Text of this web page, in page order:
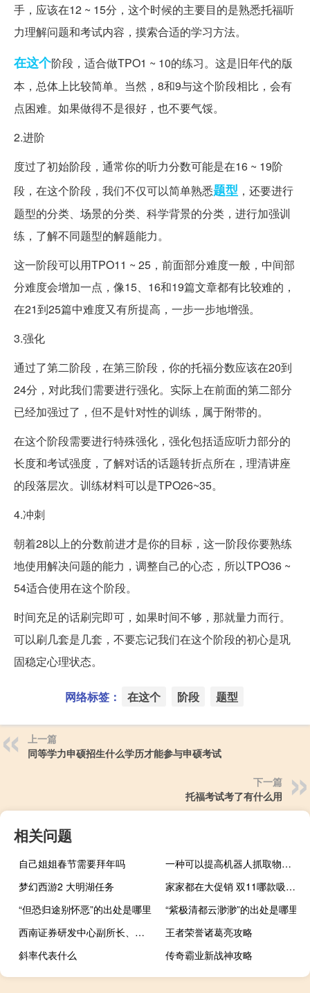
手，应该在12 ~ 15分，这个时候的主要目的是熟悉托福听
力理解问题和考试内容，摸索合适的学习方法。
在这个阶段，适合做TPO1 ~ 10的练习。这是旧年代的版
本，总体上比较简单。当然，8和9与这个阶段相比，会有
点困难。如果做得不是很好，也不要气馁。
2.进阶
度过了初始阶段，通常你的听力分数可能是在16 ~ 19阶
段，在这个阶段，我们不仅可以简单熟悉题型 ，还要进行
题型的分类、场景的分类、科学背景的分类，进行加强训
练，了解不同题型的解题能力。
这一阶段可以用TPO11 ~ 25，前面部分难度一般，中间部
分难度会增加一点，像15、16和19篇文章都有比较难的，
在21到25篇中难度又有所提高，一步一步地增强。
3.强化
通过了第二阶段，在第三阶段，你的托福分数应该在20到
24分，对此我们需要进行强化。实际上在前面的第二部分
已经加强过了，但不是针对性的训练，属于附带的。
在这个阶段需要进行特殊强化，强化包括适应听力部分的
长度和考试强度，了解对话的话题转折点所在，理清讲座
的段落层次。训练材料可以是TPO26~35。
4.冲刺
朝着28以上的分数前进才是你的目标，这一阶段你要熟练
地使用解决问题的能力，调整自己的心态，所以TPO36 ~
54适合使用在这个阶段。
时间充足的话刷完即可，如果时间不够，那就量力而行。
可以刷几套是几套，不要忘记我们在这个阶段的初心是巩
固稳定心理状态。
网络标签： 在这个 阶段 题型
上一篇
同等学力申硕招生什么学历才能参与申硕考试
下一篇
托福考试考了有什么用
相关问题
自己姐姐春节需要拜年吗
一种可以提高机器人抓取物体能力的模型
梦幻西游2 大明湖任务
家家都在大促销 双11哪款吸尘器值得买
“但恐归途别怀恶”的出处是哪里
“紫极清都云渺渺”的出处是哪里
西南证券研发中心副所长、医药首席杜向阳 到底什么情况嘞
王者荣誉诸葛亮攻略
斜率代表什么
传奇霸业新战神攻略